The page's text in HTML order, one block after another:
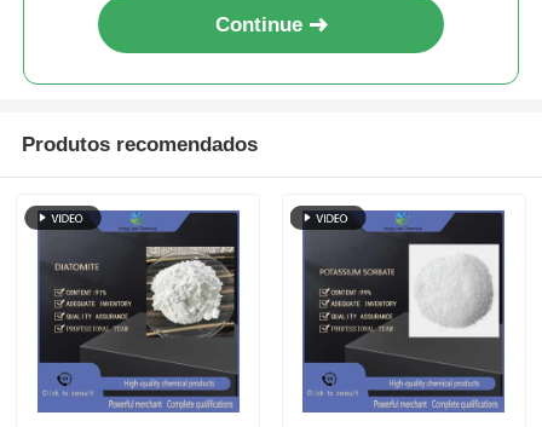
Continue
Produtos recomendados